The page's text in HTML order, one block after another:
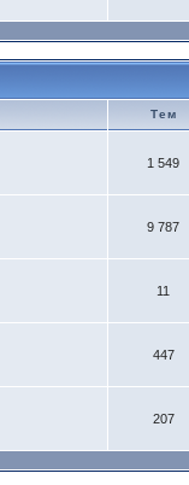
Тем
1 549
9 787
11
447
207